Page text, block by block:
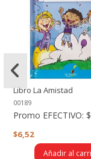
Libro La Amistad
00189
Promo EFECTIVO:
$6,52
Añadir al